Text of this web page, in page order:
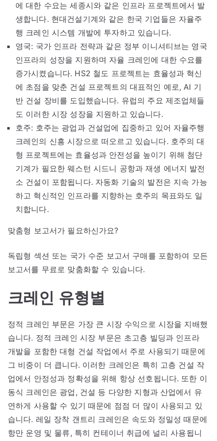
에 대한 수요는 세종시와 같은 인프라 프로젝트에서 발
생합니다. 현대건설기계와 같은 한국 기업들은 자율주
행 크레인 시스템 개발에 투자하고 있습니다.
영국: 국가 인프라 전략과 같은 정부 이니셔티브는 영국
인프라의 성장을 지원하며 자율 크레인에 대한 수요를
증가시켰습니다. HS2 철도 프로젝트는 효율성과 혁신
에 초점을 맞춘 건설 프로젝트의 대표적인 예로, AI 기
반 건설 장비를 도입했습니다. 유럽의 주요 제조업체들
도 이러한 시장 성장을 지원하고 있습니다.
호주: 호주는 광업과 건설업에 집중하고 있어 자율주행
크레인의 신흥 시장으로 떠오르고 있습니다. 호주의 대
형 프로젝트에는 효율성과 안전성을 높이기 위해 첨단
기계가 필요한 웨스턴 시드니 공항과 재생 에너지 발전
소 건설이 포함됩니다. 자동화 기술의 발전은 지속 가능
하고 혁신적인 인프라를 지향하는 호주의 목표와도 일
치합니다.
맞춤형 보고서가 필요하신가요?
독립형 섹션 또는 국가 수준 보고서 구매를 포함하여 모든
보고서를 무료로 맞춤화할 수 있습니다.
크레인 유형별
정적 크레인 부문은 가장 큰 시장 수익으로 시장을 지배했
습니다. 정적 크레인 시장 부문은 초고층 빌딩과 인프라
개발을 포함한 대형 건설 작업에서 주로 사용되기 때문에
그 비중이 더 큽니다. 이러한 크레인은 특히 고층 건설 작
업에서 안정성과 정확성을 위해 항상 선호됩니다. 또한 이
동식 크레인은 광업, 건설 등 다양한 지형과 산업에서 유
연하게 사용할 수 있기 때문에 점점 더 많이 사용되고 있
습니다. 레일 장착 갠트리 크레인은 속도와 정밀성 때문에
항만 운영 및 물류, 특히 컨테이너 취급에 널리 사용됩니